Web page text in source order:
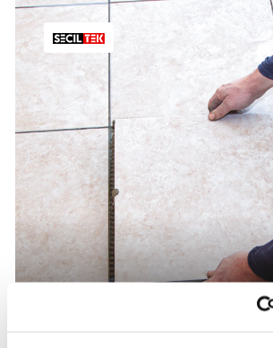
Collage et Jointoiement